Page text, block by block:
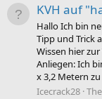
KVH auf
Hallo Ich bin
Tipp und Trick
Wissen hier
Anliegen: Ich
x 3,2 Metern
Icecrack28